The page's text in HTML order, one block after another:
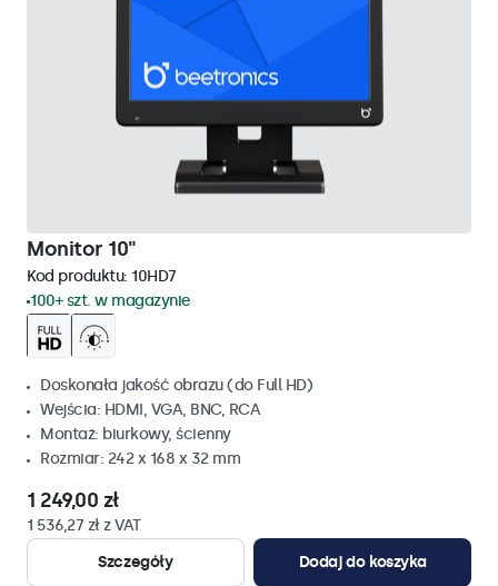
Monitor 10"
Kod produktu: 10HD7
100+ szt. w magazynie
Doskonała jakość obrazu (do Full HD)
Wejścia: HDMI, VGA, BNC, RCA
Montaż: biurkowy, ścienny
Rozmiar: 242 x 168 x 32 mm
1 249,00 zł
1 536,27 zł z VAT
Szczegóły
Dodaj do koszyka